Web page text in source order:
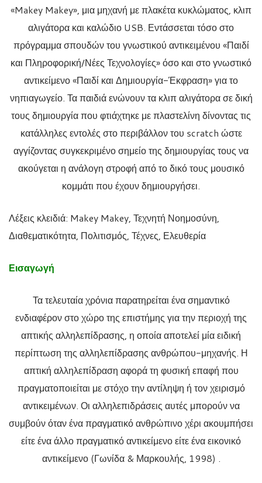
«Makey Makey», μια μηχανή με πλακέτα κυκλώματος, κλιπ
αλιγάτορα και καλώδιο USB. Εντάσσεται τόσο στο
πρόγραμμα σπουδών του γνωστικού αντικειμένου «Παιδί
και Πληροφορική/Νέες Τεχνολογίες» όσο και στο γνωστικό
αντικείμενο «Παιδί και Δημιουργία-Έκφραση» για το
νηπιαγωγείο. Τα παιδιά ενώνουν τα κλιπ αλιγάτορα σε δική
τους δημιουργία που φτιάχτηκε με πλαστελίνη δίνοντας τις
κατάλληλες εντολές στο περιβάλλον του scratch ώστε
αγγίζοντας συγκεκριμένο σημείο της δημιουργίας τους να
ακούγεται η ανάλογη στροφή από το δικό τους μουσικό
κομμάτι που έχουν δημιουργήσει.
Λέξεις κλειδιά: Makey Makey, Τεχνητή Νοημοσύνη,
Διαθεματικότητα, Πολιτισμός, Τέχνες, Ελευθερία
Εισαγωγή
Τα τελευταία χρόνια παρατηρείται ένα σημαντικό
ενδιαφέρον στο χώρο της επιστήμης για την περιοχή της
απτικής αλληλεπίδρασης, η οποία αποτελεί μία ειδική
περίπτωση της αλληλεπίδρασης ανθρώπου-μηχανής. Η
απτική αλληλεπίδραση αφορά τη φυσική επαφή που
πραγματοποιείται με στόχο την αντίληψη ή τον χειρισμό
αντικειμένων. Οι αλληλεπιδράσεις αυτές μπορούν να
συμβούν όταν ένα πραγματικό ανθρώπινο χέρι ακουμπήσει
είτε ένα άλλο πραγματικό αντικείμενο είτε ένα εικονικό
αντικείμενο (Γωνίδα & Μαρκουλής, 1998) .